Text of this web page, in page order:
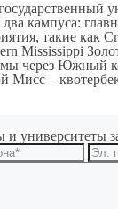
кампуса:
такие как
Mississippi
через Южный
–
университеты